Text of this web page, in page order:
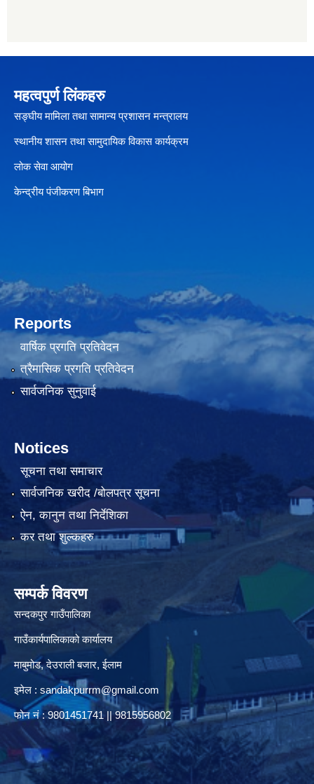
महत्वपुर्ण लिंकहरु
सङ्घीय मामिला तथा सामान्य प्रशासन मन्त्रालय
स्थानीय शासन तथा सामुदायिक विकास कार्यक्रम
लोक सेवा आयोग
केन्द्रीय पंजीकरण बिभाग
Reports
वार्षिक प्रगति प्रतिवेदन
त्रैमासिक प्रगति प्रतिवेदन
सार्वजनिक सुनुवाई
Notices
सूचना तथा समाचार
सार्वजनिक खरीद /बोलपत्र सूचना
ऐन, कानुन तथा निर्देशिका
कर तथा शुल्कहरु
सम्पर्क विवरण
सन्दकपुर गाउँपालिका
गाउँकार्यपालिकाको कार्यालय
माबुमोड, देउराली बजार, ईलाम
इमेल : sandakpurrm@gmail.com
फोन नं : 9801451741 || 9815956802